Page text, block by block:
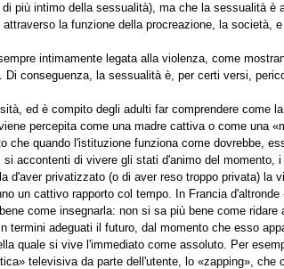
più intimo della sessualità), ma che la sessualità è
la funzione della procreazione, la società,
intimamente legata alla violenza, come
conseguenza, la sessualità è, per certi versi,
ed è compito degli adulti far comprendere come
percepita come una madre cattiva o come una
quando l'istituzione funziona come dovrebbe,
accontenti di vivere gli stati d'animo del momento,
d'aver privatizzato (o di aver reso troppo privata) la
un cattivo rapporto col tempo. In Francia
come insegnarla: non si sa più bene come
adeguati il futuro, dal momento che esso
quale si vive l'immediato come assoluto. Per
televisiva da parte dell'utente, lo «zapping», che